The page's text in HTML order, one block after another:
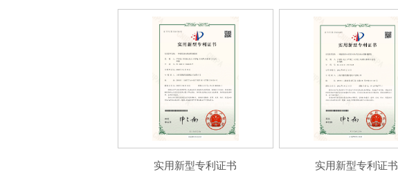
实用新型专利证书 实用新型专利证书